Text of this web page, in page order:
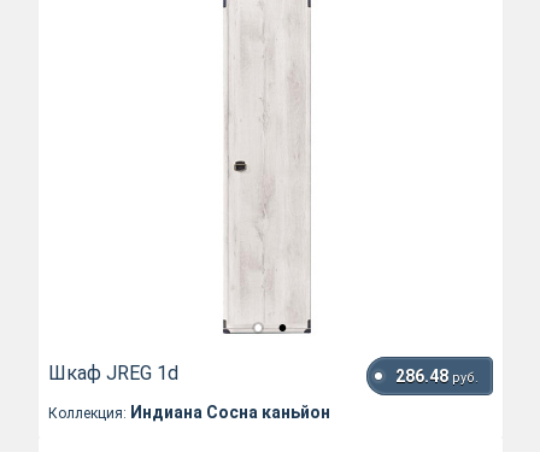
Шкаф JREG 1d 286.48 руб.
Коллекция: Индиана Сосна каньйон